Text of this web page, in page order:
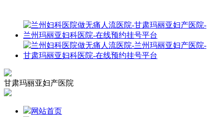
甘肃玛丽亚妇产医院
网站首页